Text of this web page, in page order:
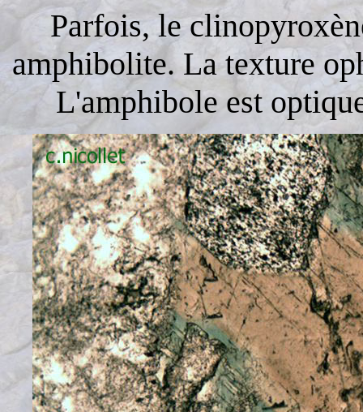
Parfois, le
amphibolite. La texture
L'amphibole est